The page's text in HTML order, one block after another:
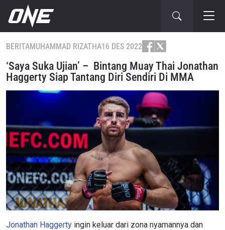
BERITAMUHAMMAD RIZATHA16 DES 2022
‘Saya Suka Ujian’ – Bintang Muay Thai Jonathan
Haggerty Siap Tantang Diri Sendiri Di MMA
Jonathan Haggerty ingin keluar dari zona nyamannya dan